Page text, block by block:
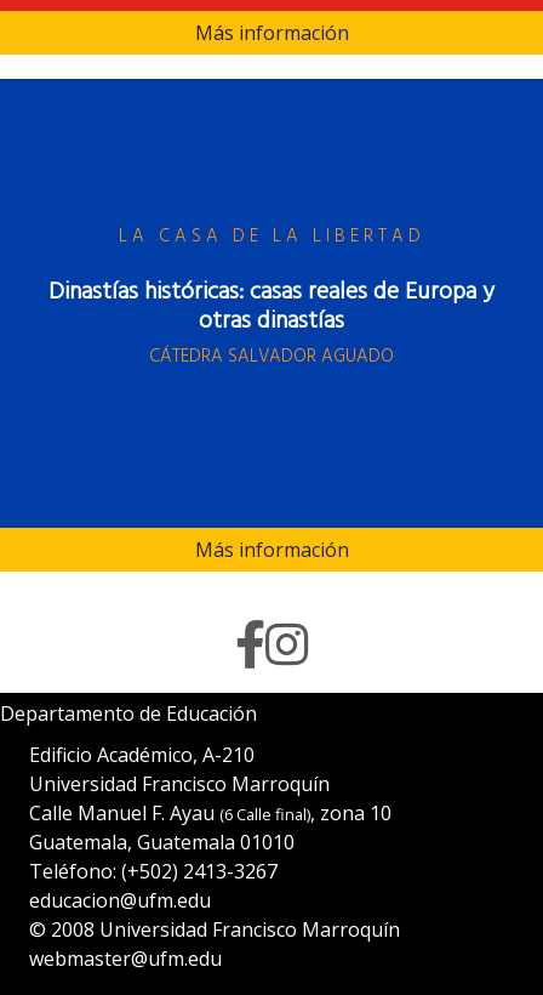
Más información
LA CASA DE LA LIBERTAD
Dinastías históricas: casas reales de Europa y
otras dinastías
CÁTEDRA SALVADOR AGUADO
Más información
Departamento de Educación
Edificio Académico, A-210
Universidad Francisco Marroquín
Calle Manuel F. Ayau (6 Calle final), zona 10
Guatemala, Guatemala 01010
Teléfono: (+502) 2413-3267
educacion@ufm.edu
© 2008 Universidad Francisco Marroquín
webmaster@ufm.edu